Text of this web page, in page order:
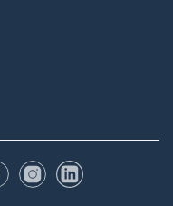
FacebookInstagram
LinkedIn